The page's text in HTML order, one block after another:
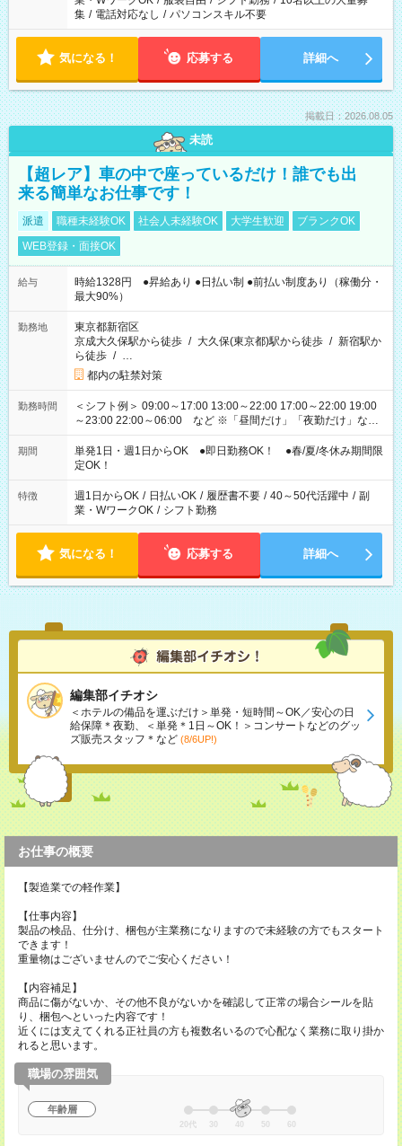
集 / 電話対応なし / パソコンスキル不要
気になる！ 応募する 詳細へ
掲載日：2026.08.05
未読
【超レア】車の中で座っているだけ！誰でも出
来る簡単なお仕事です！
派遣 職種未経験OK 社会人未経験OK 大学生歓迎
ブランクOK
WEB登録・面接OK
給与
時給1328円 ●昇給あり ●日払い制 ●前払い制度あり（稼働分・
最大90%）
勤務地
東京都新宿区
京成大久保駅から徒歩 / 大久保(東京都)駅から徒歩 / 新宿駅か
ら徒歩 / …
都内の駐禁対策
勤務時間
＜シフト例＞ 09:00～17:00 13:00～22:00 17:00～22:00 19:00
～23:00 22:00～06:00 など ※「昼間だけ」「夜勤だけ」など
の希望OK
期間
単発1日・週1日からOK ●即日勤務OK！ ●春/夏/冬休み期間限
定OK！
特徴 週1日からOK / 日払いOK / 履歴書不要 / 40～50代活躍中 / 副
業・WワークOK / シフト勤務
気になる！ 応募する 詳細へ
編集部イチオシ
＜ホテルの備品を運ぶだけ＞単発・短時間～OK／安心の日
給保障＊夜勤、＜単発＊1日～OK！＞コンサートなどのグッ
ズ販売スタッフ＊など (8/6UP!)
お仕事の概要
【製造業での軽作業】
【仕事内容】
製品の検品、仕分け、梱包が主業務になりますので未経験の方でもスタート
できます！
重量物はございませんのでご安心ください！
【内容補足】
商品に傷がないか、その他不良がないかを確認して正常の場合シールを貼
り、梱包へといった内容です！
近くには支えてくれる正社員の方も複数名いるので心配なく業務に取り掛か
れると思います。
職場の雰囲気
年齢層
20代 30 40 50 60